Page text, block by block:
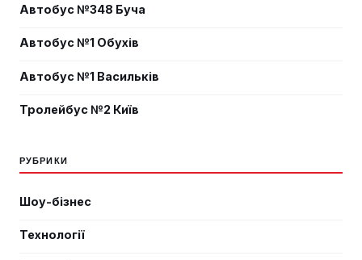
Автобус №348 Буча
Автобус №1 Обухів
Автобус №1 Васильків
Тролейбус №2 Київ
РУБРИКИ
Шоу-бізнес
Технології